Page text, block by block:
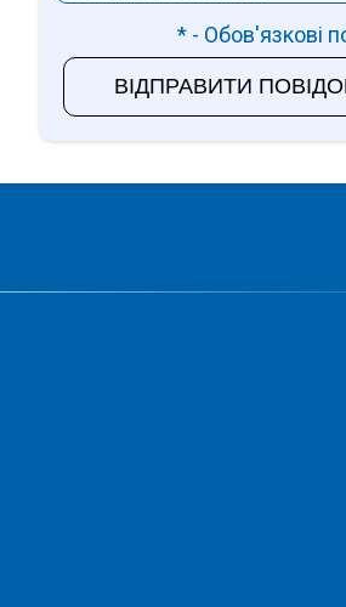
* - Обов'язкові
ВІДПРАВИТИ